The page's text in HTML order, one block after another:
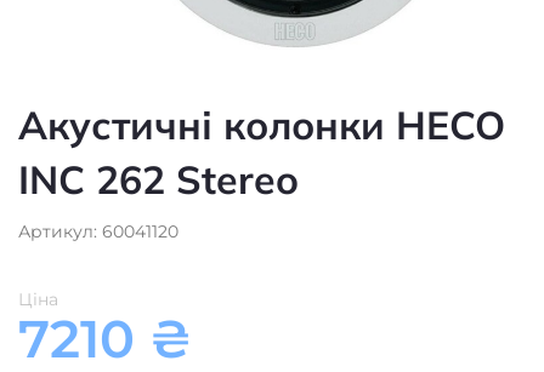
Акустичні колонки HECO
INC 262 Stereo
Артикул: 60041120
Ціна
7210 ₴